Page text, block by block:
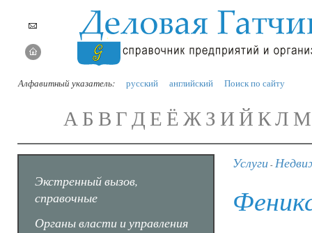
Алфавитный указатель: русский английский Поиск по сайту
АБ В ГД Е ЁЖЗ И Й КЛ М
Экстренный вызов,
справочные
Органы власти и управления
Услуги -